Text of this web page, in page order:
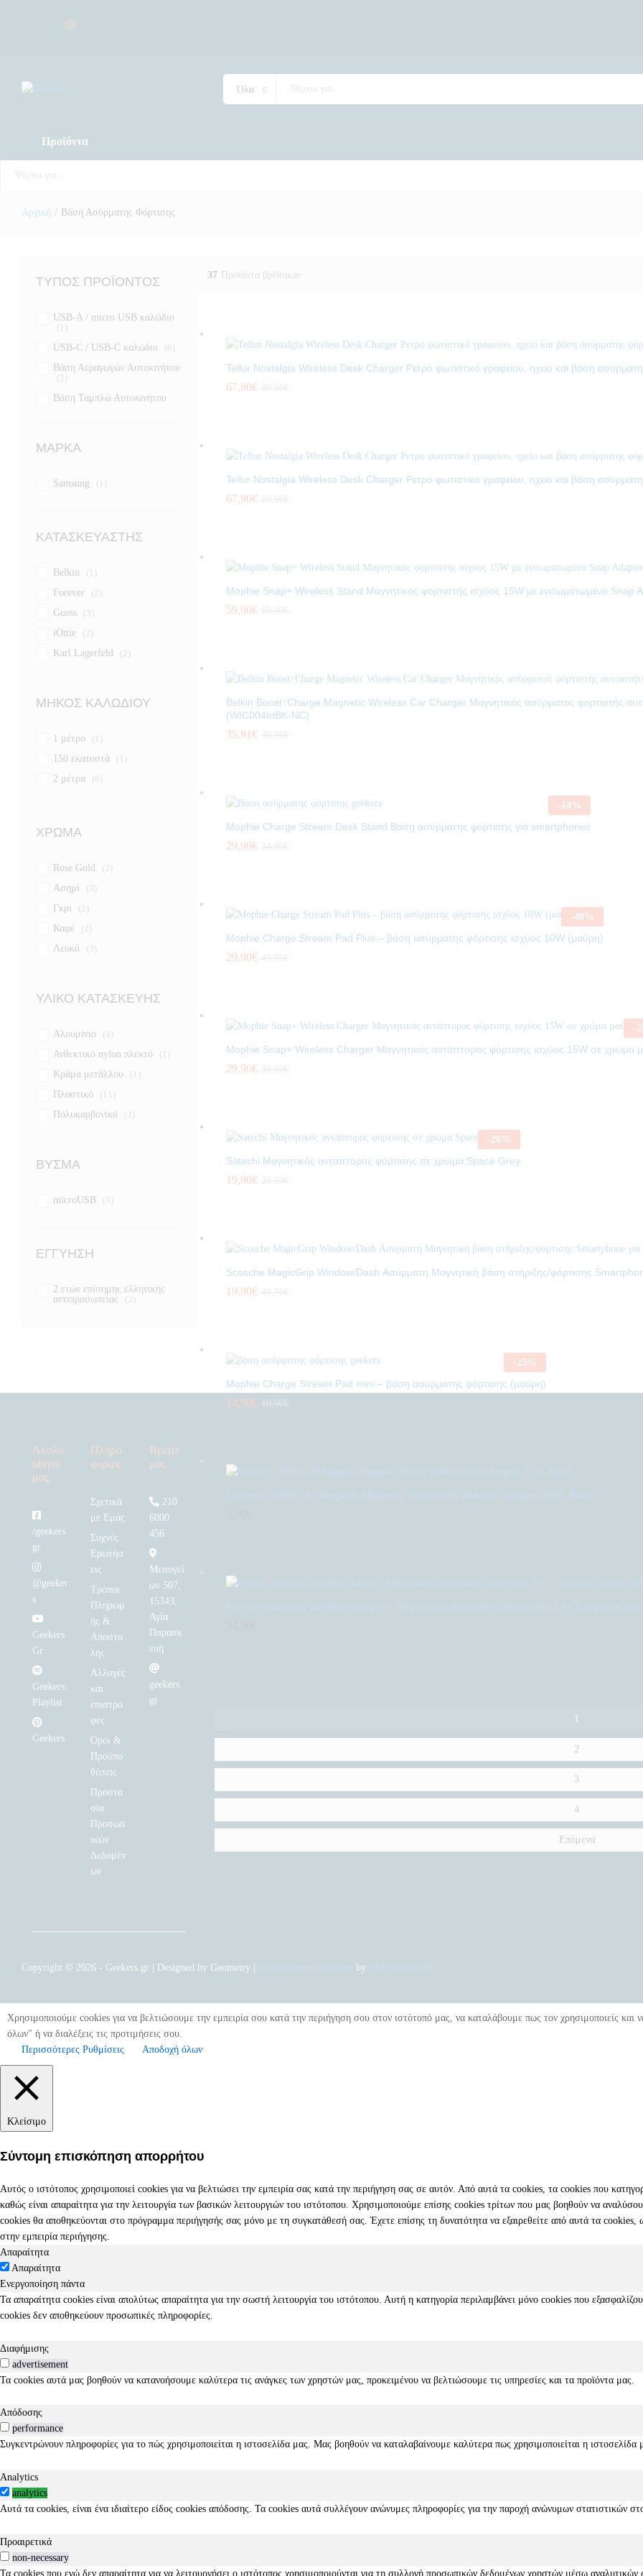
Όλα
Προϊόντα
Αρχική / Βάση Ασύρματης Φόρτισης
37 Προϊόντα βρέθηκαν
Tellur Nostalgia Wireless Desk Charger Ρετρο φωτιστικό γραφείου, ηχείο και βάση
67,90€
Tellur Nostalgia Wireless Desk Charger Ρετρο φωτιστικό γραφείου, ηχείο και βάση
67,90€
Mophie Snap+ Wireless Stand Μαγνητικός φορτιστής ισχύος 15W με ενσωματωμένο
59,90€
Belkin Boost↑Charge Magnetic Wireless Car Charger Μαγνητικός ασύρματος φορτιστής
(WIC004btBK-NC)
35,91€
- 14%
Mophie Charge Stream Desk Stand Βάση ασύρματης φόρτισης για smartphones
29,90€
-40 %
Mophie Charge Stream Pad Plus – βάση ασύρματης φόρτισης ισχύος 10W (μαύρη)
29,90€
-
Mophie Snap+ Wireless Charger Μαγνητικός αντάπτορας φόρτισης ισχύος 15W σε χρώμα
29,90€
-26 %
Satechi Μαγνητικός αντάπτορας φόρτισης σε χρώμα Space Grey
19,90€
Scosche MagicGrip Window/Dash Ασύρματη Μαγνητική βάση στήριξης/φόρτισης
19,90€
-25 %
Mophie Charge Stream Pad mini – βάση ασύρματης φόρτισης (μαύρη)
14,90€ 19,90€
Forever – WSH-140 Magsafe Magnetic Holder with wireless charging 15W- Black
Forever magnetic wireless charger – Μαγνητικός ασύρματος φορτιστής 3 σε 1 μέγιστης
1
2
3
4
Επόμενα
ΤΎΠΟΣ ΠΡΟΪΌΝΤΟΣ
USB-A / micro USB καλώδιο
(1)
USB-C / USB-C καλώδιο
(6)
Βάση Αεραγωγών Αυτοκινήτου
(2)
Βάση Ταμπλώ Αυτοκινήτου
Φορτιστής αυτοκινήτου
ΜΆΡΚΑ
Samsung (1)
ΚΑΤΑΣΚΕΥΑΣΤΉΣ
Belkin
(1)
Forever
(2)
Guess
(3)
iOttie
(2)
Karl Lagerfeld
(2)
Scosche
(1)
Tellur
Vonmählen
ΜΉΚΟΣ ΚΑΛΩΔΊΟΥ
1 μέτρο
(1)
150 εκατοστά
(1)
2 μέτρα
(6)
ΧΡΏΜΑ
Rose Gold
(2)
Ασημί
(3)
Γκρι
(2)
Καφέ
(2)
Λευκό
(3)
ΥΛΙΚΌ ΚΑΤΑΣΚΕΥΉΣ
Αλουμίνιο
(4)
Ανθεκτικό nylon πλεκτό
(1)
Κράμα μετάλλου
(1)
Πλαστικό
(11)
Πολυκαρβονικό
(3)
ΒΎΣΜΑ
microUSB (3)
ΕΓΓΎΗΣΗ
2 ετών επίσημης ελληνικής
αντιπροσωπείας
(2)
Ακολο
ύθησε
μας
/geekers
gr
@geeker
s
Geekers
Gr
Geekers
Playlist
Geekers
Πληρο
φορίες
Σχετικά
με Εμάς
Συχνές
Ερωτήσ
εις
Τρόποι
Πληρωμ
ής &
Αποστο
λής
Αλλαγές
και
επιστρο
φές
Όροι &
Προϋπο
θέσεις
Προστα
σία
Προσωπ
ικών
Δεδομέν
ων
Βρείτε
μας
210
6000
456
Μεσογεί
ων 507,
15343,
Αγία
Παρασκ
ευή
geekers.
gr
Copyright © 2026 - Geekers.gr | Designed by Geometry | Woocommerce Hosting by WebHosting|4U
Χρησιμοποιούμε cookies για να βελτιώσουμε την εμπειρία σου κατά την περιήγηση σου στον ιστότοπό μας, να καταλάβουμε πως τον χρησιμοποιείς και
όλων" ή να διαλέξεις τις προτιμήσεις σου.
Περισσότερες Ρυθμίσεις
Αποδοχή όλων
Κλείσιμο
Σύντομη επισκόπηση απορρήτου
Αυτός ο ιστότοπος χρησιμοποιεί cookies για να βελτιώσει την εμπειρία σας κατά την περιήγηση σας σε αυτόν. Από αυτά τα cookies, τα cookies που
καθώς είναι απαραίτητα για την λειτουργία των βασικών λειτουργιών του ιστότοπου. Χρησιμοποιούμε επίσης cookies τρίτων που μας βοηθούν να
cookies θα αποθηκεύονται στο πρόγραμμα περιήγησής σας μόνο με τη συγκατάθεσή σας. Έχετε επίσης τη δυνατότητα να εξαιρεθείτε από αυτά τα
στην εμπειρία περιήγησης.
Απαραίτητα
Απαραίτητα
Ενεργοποίηση πάντα
Τα απαραίτητα cookies είναι απολύτως απαραίτητα για την σωστή λειτουργία του ιστότοπου. Αυτή η κατηγορία περιλαμβάνει μόνο cookies που
cookies δεν αποθηκεύουν προσωπικές πληροφορίες.
Διαφήμισης
advertisement
Τα cookies αυτά μας βοηθούν να κατανοήσουμε καλύτερα τις ανάγκες των χρηστών μας, προκειμένου να βελτιώσουμε τις υπηρεσίες και τα προϊόντα μας.
Απόδοσης
performance
Συγκεντρώνουν πληροφορίες για το πώς χρησιμοποιείται η ιστοσελίδα μας. Μας βοηθούν να καταλαβαίνουμε καλύτερα πως χρησιμοποιείται η
Analytics
analytics
Αυτά τα cookies, είναι ένα ιδιαίτερο είδος cookies απόδοσης. Τα cookies αυτά συλλέγουν ανώνυμες πληροφορίες για την παροχή ανώνυμων στατιστικών
Προαιρετικά
non-necessary
Τα cookies που ενώ δεν απαραίτητα για να λειτουργήσει ο ιστότοπος χρησιμοποιούνται για τη συλλογή προσωπικών δεδομένων χρηστών μέσω